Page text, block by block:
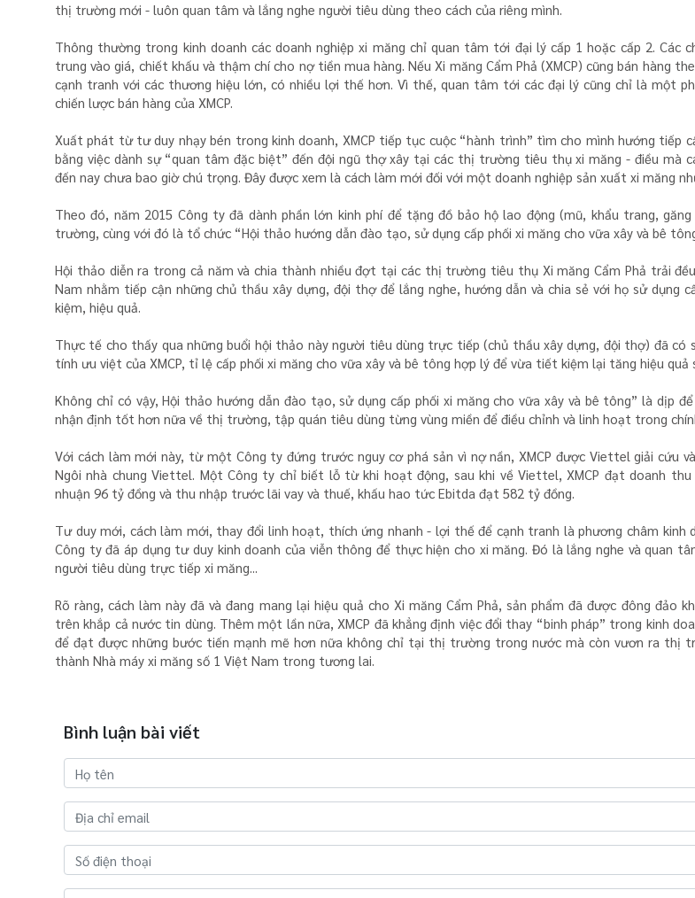
thị trường mới - luôn quan tâm và lắng nghe người tiêu dùng theo cách của riêng mình.
Thông thường trong kinh doanh các doanh nghiệp xi măng chỉ quan tâm tới đại lý cấp 1 hoặc cấp 2. Các
trung vào giá, chiết khấu và thậm chí cho nợ tiền mua hàng. Nếu Xi măng Cẩm Phả (XMCP) cũng bán hàng
cạnh tranh với các thương hiệu lớn, có nhiều lợi thế hơn. Vì thế, quan tâm tới các đại lý cũng chỉ là một
chiến lược bán hàng của XMCP.
Xuất phát từ tư duy nhạy bén trong kinh doanh, XMCP tiếp tục cuộc “hành trình” tìm cho mình hướng tiếp
bằng việc dành sự “quan tâm đặc biệt” đến đội ngũ thợ xây tại các thị trường tiêu thụ xi măng - điều mà
đến nay chưa bao giờ chú trọng. Đây được xem là cách làm mới đối với một doanh nghiệp sản xuất xi măng
Theo đó, năm 2015 Công ty đã dành phần lớn kinh phí để tặng đồ bảo hộ lao động (mũ, khẩu trang,
trường, cùng với đó là tổ chức “Hội thảo hướng dẫn đào tạo, sử dụng cấp phối xi măng cho vữa xây và bê
Hội thảo diễn ra trong cả năm và chia thành nhiều đợt tại các thị trường tiêu thụ Xi măng Cẩm Phả trải
Nam nhằm tiếp cận những chủ thầu xây dựng, đội thợ để lắng nghe, hướng dẫn và chia sẻ với họ sử dụng
kiệm, hiệu quả.
Thực tế cho thấy qua những buổi hội thảo này người tiêu dùng trực tiếp (chủ thầu xây dựng, đội thợ) đã có
tính ưu việt của XMCP, tỉ lệ cấp phối xi măng cho vữa xây và bê tông hợp lý để vừa tiết kiệm lại tăng hiệu quả
Không chỉ có vậy, Hội thảo hướng dẫn đào tạo, sử dụng cấp phối xi măng cho vữa xây và bê tông” là dịp
nhận định tốt hơn nữa về thị trường, tập quán tiêu dùng từng vùng miền để điều chỉnh và linh hoạt trong
Với cách làm mới này, từ một Công ty đứng trước nguy cơ phá sản vì nợ nần, XMCP được Viettel giải cứu
Ngôi nhà chung Viettel. Một Công ty chỉ biết lỗ từ khi hoạt động, sau khi về Viettel, XMCP đạt doanh
nhuận 96 tỷ đồng và thu nhập trước lãi vay và thuế, khấu hao tức Ebitda đạt 582 tỷ đồng.
Tư duy mới, cách làm mới, thay đổi linh hoạt, thích ứng nhanh - lợi thế để cạnh tranh là phương châm kinh
Công ty đã áp dụng tư duy kinh doanh của viễn thông để thực hiện cho xi măng. Đó là lắng nghe và quan
người tiêu dùng trực tiếp xi măng...
Rõ ràng, cách làm này đã và đang mang lại hiệu quả cho Xi măng Cẩm Phả, sản phẩm đã được đông đảo
trên khắp cả nước tin dùng. Thêm một lần nữa, XMCP đã khẳng định việc đổi thay “binh pháp” trong kinh
để đạt được những bước tiến mạnh mẽ hơn nữa không chỉ tại thị trường trong nước mà còn vươn ra thị
thành Nhà máy xi măng số 1 Việt Nam trong tương lai.
Bình luận bài viết